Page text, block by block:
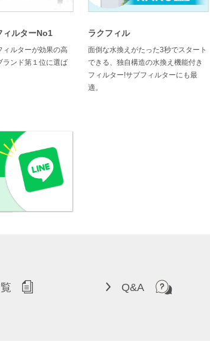
ィルターNo1
ィルターが効果の高
ランド第１位に選ば
ラクフィル
面倒な水換えがたった3秒でスタート
できる、独自構造の水換え機能付き
フィルター!サブフィルターにも最
適。
Q&A